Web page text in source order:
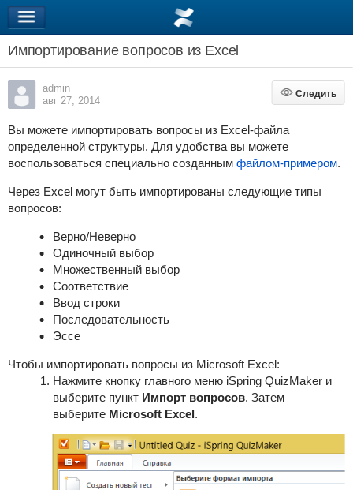
Импортирование вопросов из Excel
admin
авг 27, 2014
Следить
Следить
Вы можете импортировать вопросы из Excel-файла
определенной структуры. Для удобства вы можете
воспользоваться специально созданным файлом-примером.
Через Excel могут быть импортированы следующие типы
вопросов:
Верно/Неверно
Одиночный выбор
Множественный выбор
Соответствие
Ввод строки
Последовательность
Эссе
Чтобы импортировать вопросы из Microsoft Excel:
Нажмите кнопку главного меню iSpring QuizMaker и
выберите пункт Импорт вопросов. Затем
выберите Microsoft Excel.